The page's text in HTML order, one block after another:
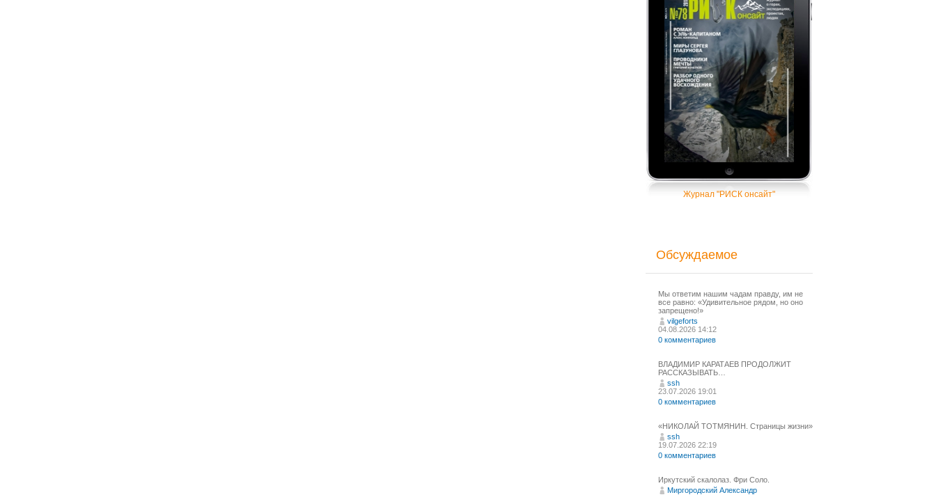
Журнал "РИСК онсайт"
Обсуждаемое
Мы ответим нашим чадам правду, им не
все равно: «Удивительное рядом, но оно
запрещено!»
vilgeforts
04.08.2026 14:12
0 комментариев
ВЛАДИМИР КАРАТАЕВ ПРОДОЛЖИТ
РАССКАЗЫВАТЬ…
ssh
23.07.2026 19:01
0 комментариев
«НИКОЛАЙ ТОТМЯНИН. Страницы жизни»
ssh
19.07.2026 22:19
0 комментариев
Иркутский скалолаз. Фри Соло.
Миргородский Александр